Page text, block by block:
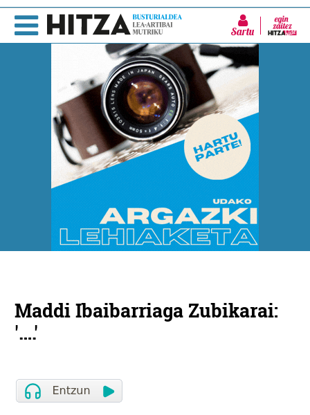
Sartu
Maddi Ibaibarriaga Zubikarai:
'….'